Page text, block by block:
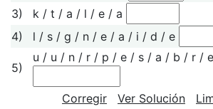
3)
k / t / a / l / e / a
4)
l / s / g / n / e / a / i / d / e
5)
u / u / n / r / p / e / s / a / b / r / e
Corregir Ver Solución